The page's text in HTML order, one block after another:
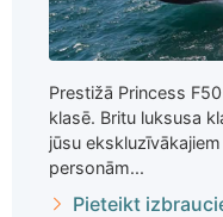
Prestižā Princess
klasē. Britu luksusa
jūsu
personām...
Pieteikt